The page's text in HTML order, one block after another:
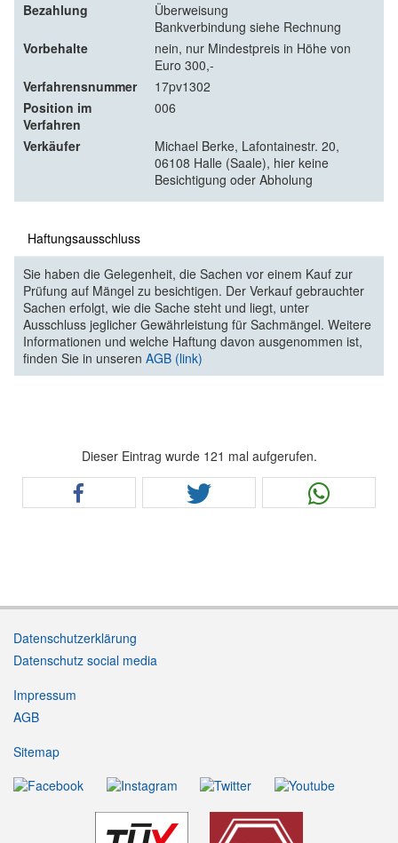
Bezahlung
Überweisung
Bankverbindung siehe Rechnung
Vorbehalte
nein, nur Mindestpreis in Höhe von
Euro 300,-
Verfahrensnummer
17pv1302
Position im
Verfahren
006
Verkäufer
Michael Berke, Lafontainestr. 20,
06108 Halle (Saale), hier keine
Besichtigung oder Abholung
Haftungsausschluss
Sie haben die Gelegenheit, die Sachen vor einem Kauf zur
Prüfung auf Mängel zu besichtigen. Der Verkauf gebrauchter
Sachen erfolgt, wie die Sache steht und liegt, unter
Ausschluss jeglicher Gewährleistung für Sachmängel. Weitere
Informationen und welche Haftung davon ausgenommen ist,
finden Sie in unseren AGB (link)
Dieser Eintrag wurde 121 mal aufgerufen.
Datenschutzerklärung
Datenschutz social media
Impressum
AGB
Sitemap